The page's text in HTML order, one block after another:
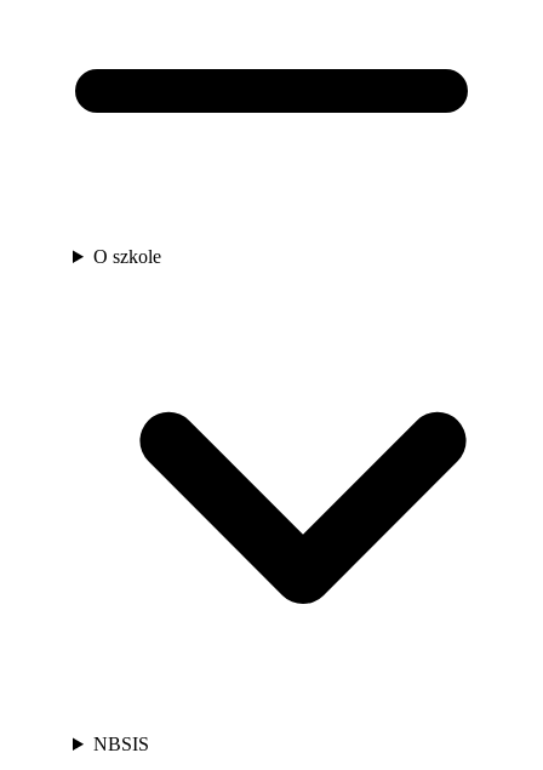
O szkole
NBSIS